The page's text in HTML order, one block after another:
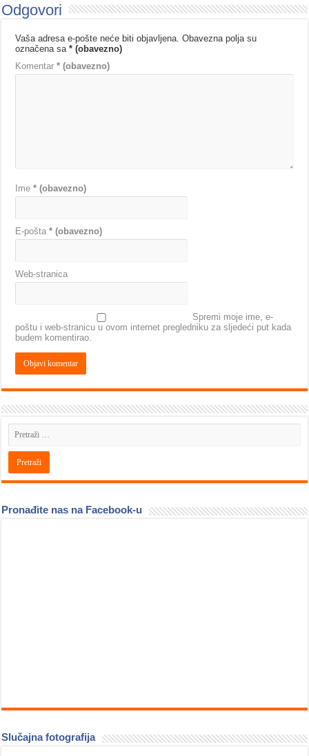
Odgovori
Vaša adresa e-pošte neće biti objavljena. Obavezna polja su
označena sa* (obavezno)
Komentar* (obavezno)
Ime* (obavezno)
E-pošta* (obavezno)
Web-stranica
Spremi moje ime, e-
poštu i web-stranicu u ovom internet pregledniku za sljedeći put kada
budem komentirao.
Pronađite nas na Facebook-u
Slučajna fotografija